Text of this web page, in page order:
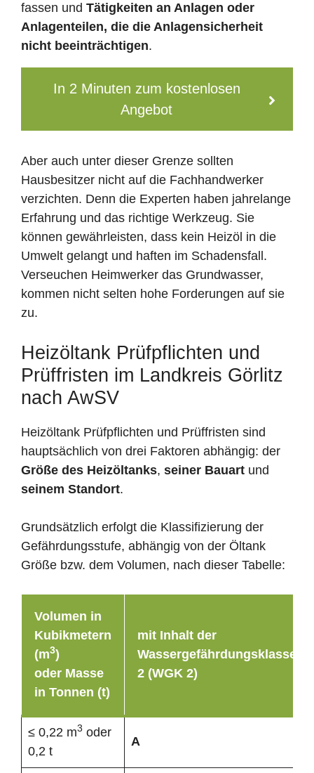
fassen und Tätigkeiten an Anlagen oder
Anlagenteilen, die die Anlagensicherheit
nicht beeinträchtigen.
In 2 Minuten zum kostenlosen
Angebot
Aber auch unter dieser Grenze sollten
Hausbesitzer nicht auf die Fachhandwerker
verzichten. Denn die Experten haben jahrelange
Erfahrung und das richtige Werkzeug. Sie
können gewährleisten, dass kein Heizöl in die
Umwelt gelangt und haften im Schadensfall.
Verseuchen Heimwerker das Grundwasser,
kommen nicht selten hohe Forderungen auf sie
zu.
Heizöltank Prüfpflichten und
Prüffristen im Landkreis Görlitz
nach AwSV
Heizöltank Prüfpflichten und Prüffristen sind
hauptsächlich von drei Faktoren abhängig: der
Größe des Heizöltanks, seiner Bauart und
seinem Standort.
Grundsätzlich erfolgt die Klassifizierung der
Gefährdungsstufe, abhängig von der Öltank
Größe bzw. dem Volumen, nach dieser Tabelle:
Volumen in
Kubikmetern
(m3)
oder Masse
in Tonnen (t)
mit Inhalt der
Wassergefährdungsklasse
2 (WGK 2)
≤ 0,22 m3 oder
0,2 t
A